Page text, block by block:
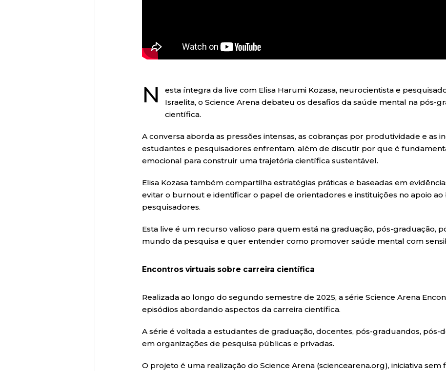
N
esta íntegra da live com Elisa Harumi Kozasa, neurocientista e
Israelita, o Science Arena debateu os desafios da saúde mental na pós-
científica.
A conversa aborda as pressões intensas, as cobranças por produtividade e as
estudantes e pesquisadores enfrentam, além de discutir por que é
emocional para construir uma trajetória científica sustentável.
Elisa Kozasa também compartilha estratégias práticas e baseadas em
evitar o burnout e identificar o papel de orientadores e instituições no apoio
pesquisadores.
Esta live é um recurso valioso para quem está na graduação, pós-graduação,
mundo da pesquisa e quer entender como promover saúde mental com
Encontros virtuais sobre carreira científica
Realizada ao longo do segundo semestre de 2025, a série Science Arena
episódios abordando aspectos da carreira científica.
A série é voltada a estudantes de graduação, docentes, pós-graduandos, pós-
em organizações de pesquisa públicas e privadas.
O projeto é uma realização do Science Arena (sciencearena.org), iniciativa